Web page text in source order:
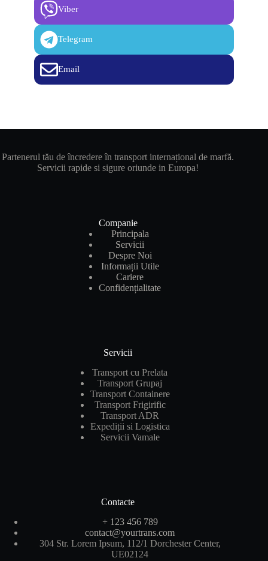
Viber
Telegram
Email
Partenerul tău de încredere în transport internațional de marfă.
Servicii rapide si sigure oriunde in Europa!
Companie
Principala
Servicii
Despre Noi
Informații Utile
Cariere
Confidențialitate
Servicii
Transport cu Prelata
Transport Grupaj
Transport Containere
Transport Frigirific
Transport ADR
Expediții si Logistica
Servicii Vamale
Contacte
+ 123 456 789
contact@yourtrans.com
304 Str. Lorem Ipsum, 112/1 Dorchester Center,
UE02124